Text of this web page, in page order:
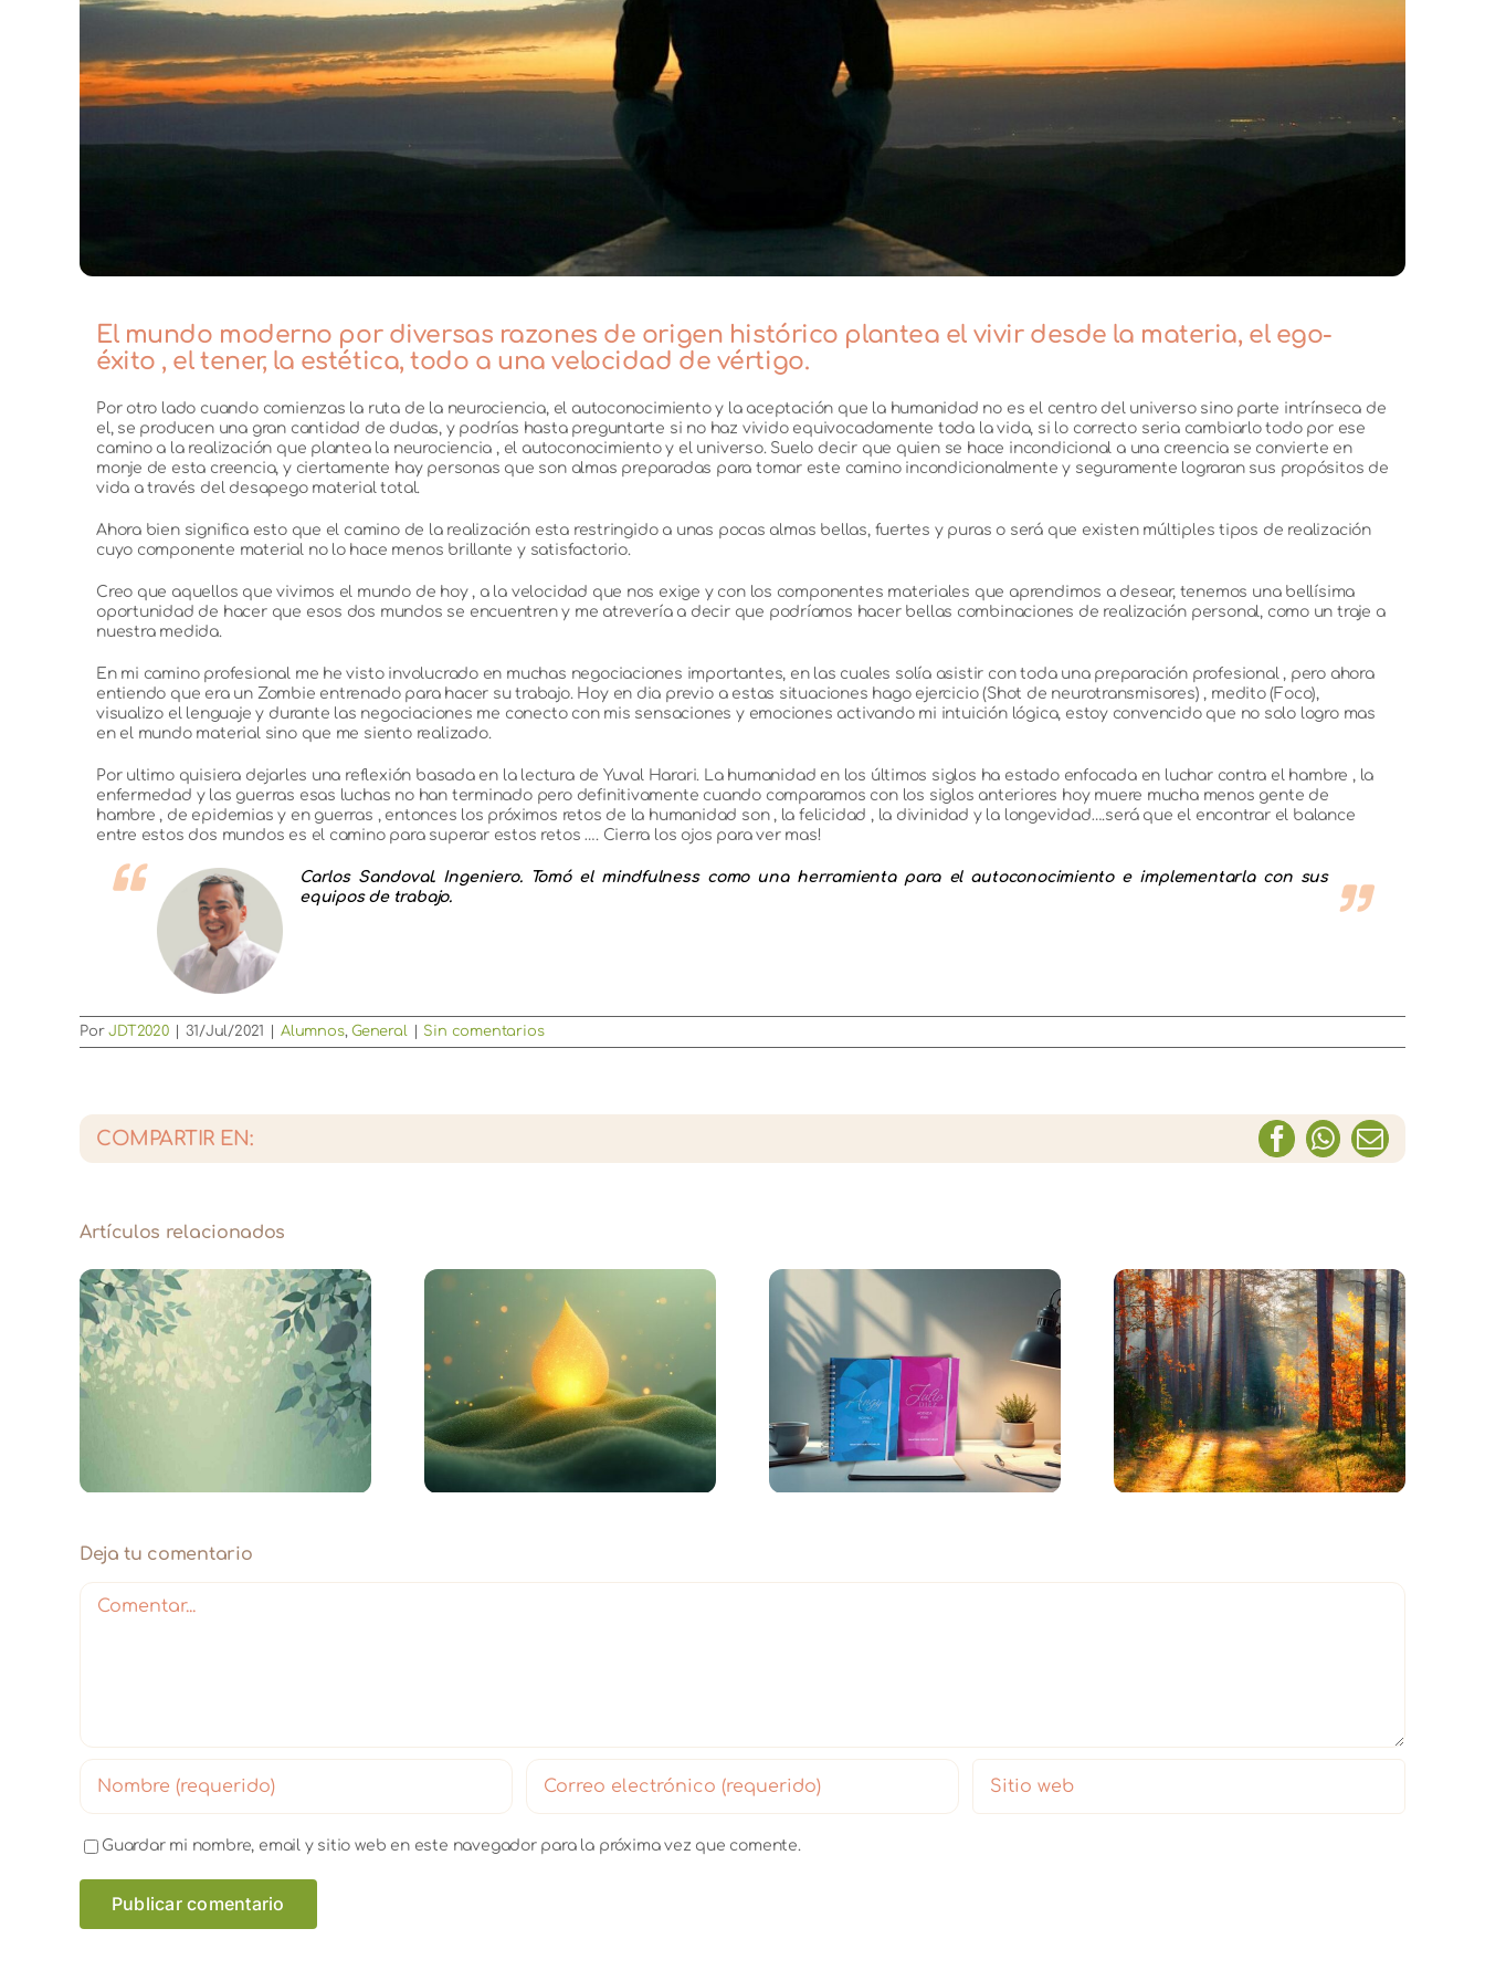
El mundo moderno por diversas razones de origen histórico plantea el vivir desde la materia, el ego-
éxito , el tener, la estética, todo a una velocidad de vértigo.
Por otro lado cuando comienzas la ruta de la neurociencia, el autoconocimiento y la aceptación que la humanidad no es el centro del universo sino parte intrínseca de
el, se producen una gran cantidad de dudas, y podrías hasta preguntarte si no haz vivido equivocadamente toda la vida, si lo correcto seria cambiarlo todo por ese
camino a la realización que plantea la neurociencia , el autoconocimiento y el universo. Suelo decir que quien se hace incondicional a una creencia se convierte en
monje de esta creencia, y ciertamente hay personas que son almas preparadas para tomar este camino incondicionalmente y seguramente lograran sus propósitos de
vida a través del desapego material total.
Ahora bien significa esto que el camino de la realización esta restringido a unas pocas almas bellas, fuertes y puras o será que existen múltiples tipos de realización
cuyo componente material no lo hace menos brillante y satisfactorio.
Creo que aquellos que vivimos el mundo de hoy , a la velocidad que nos exige y con los componentes materiales que aprendimos a desear, tenemos una bellísima
oportunidad de hacer que esos dos mundos se encuentren y me atrevería a decir que podríamos hacer bellas combinaciones de realización personal, como un traje a
nuestra medida.
En mi camino profesional me he visto involucrado en muchas negociaciones importantes, en las cuales solía asistir con toda una preparación profesional , pero ahora
entiendo que era un Zombie entrenado para hacer su trabajo. Hoy en dia previo a estas situaciones hago ejercicio (Shot de neurotransmisores) , medito (Foco),
visualizo el lenguaje y durante las negociaciones me conecto con mis sensaciones y emociones activando mi intuición lógica, estoy convencido que no solo logro mas
en el mundo material sino que me siento realizado.
Por ultimo quisiera dejarles una reflexión basada en la lectura de Yuval Harari. La humanidad en los últimos siglos ha estado enfocada en luchar contra el hambre , la
enfermedad y las guerras esas luchas no han terminado pero definitivamente cuando comparamos con los siglos anteriores hoy muere mucha menos gente de
hambre , de epidemias y en guerras , entonces los próximos retos de la humanidad son , la felicidad , la divinidad y la longevidad….será que el encontrar el balance
entre estos dos mundos es el camino para superar estos retos …. Cierra los ojos para ver mas!
Carlos Sandoval. Ingeniero. Tomó el mindfulness como una herramienta para el autoconocimiento e implementarla con sus
equipos de trabajo.
PorJDT2020 31/Jul/2021 Alumnos,General Sin comentarios
COMPARTIR EN: Facebook
WhatsApp
Correo
Artículos relacionados
Diciembre: La semilla de
un nuevo comienzo
Agenda Mantras
Sustentables 2026
Meditación en el
Bosque: Intuición y
Acción
Amarnos
Incondicionalmente –
Meditación en el
Bosque
Deja tu comentario
Comentar
Guardar mi nombre, email y sitio web en este navegador para la próxima vez que comente.